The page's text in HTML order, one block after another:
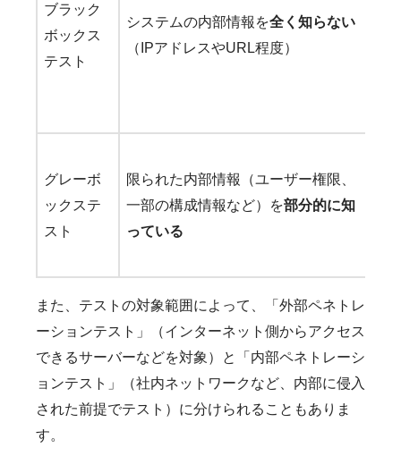
ブラック
ボックス
テスト
システムの内部情報を全く知らない
（IPアドレスやURL程度）
グレーボ
ックステ
スト
限られた内部情報（ユーザー権限、
一部の構成情報など）を部分的に知
っている
また、テストの対象範囲によって、「外部ペネトレ
ーションテスト」（インターネット側からアクセス
できるサーバーなどを対象）と「内部ペネトレーシ
ョンテスト」（社内ネットワークなど、内部に侵入
された前提でテスト）に分けられることもありま
す。